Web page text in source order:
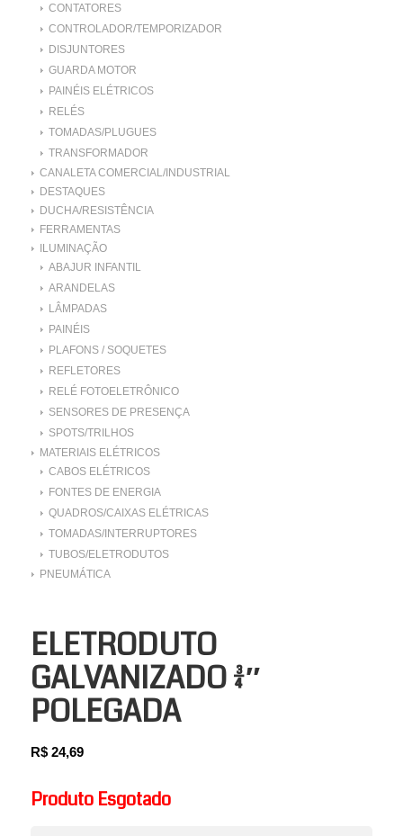
CONTATORES
CONTROLADOR/TEMPORIZADOR
DISJUNTORES
GUARDA MOTOR
PAINÉIS ELÉTRICOS
RELÉS
TOMADAS/PLUGUES
TRANSFORMADOR
CANALETA COMERCIAL/INDUSTRIAL
DESTAQUES
DUCHA/RESISTÊNCIA
FERRAMENTAS
ILUMINAÇÃO
ABAJUR INFANTIL
ARANDELAS
LÂMPADAS
PAINÉIS
PLAFONS / SOQUETES
REFLETORES
RELÉ FOTOELETRÔNICO
SENSORES DE PRESENÇA
SPOTS/TRILHOS
MATERIAIS ELÉTRICOS
CABOS ELÉTRICOS
FONTES DE ENERGIA
QUADROS/CAIXAS ELÉTRICAS
TOMADAS/INTERRUPTORES
TUBOS/ELETRODUTOS
PNEUMÁTICA
ELETRODUTO
GALVANIZADO 3/4″
POLEGADA
R$24,69
Produto Esgotado